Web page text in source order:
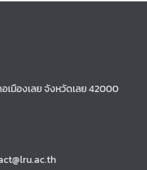
เมืองเลย จังหวัดเลย 42000